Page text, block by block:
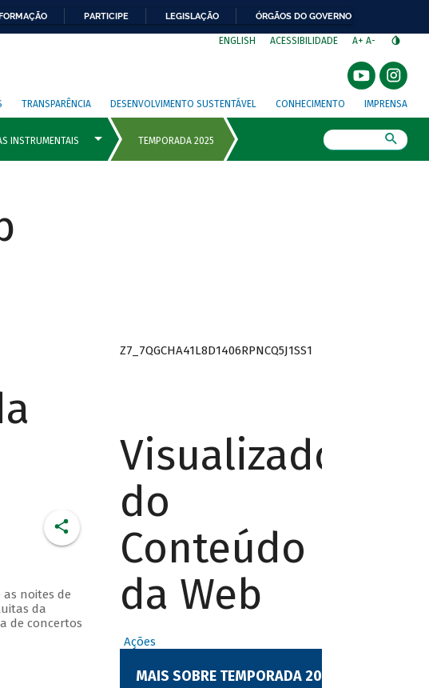
PARTICIPE LEGISLAÇÃO ÓRGÃOS DO GOVERNO
ENGLISH ACESSIBILIDADE A+ A-
TRANSPARÊNCIA DESENVOLVIMENTO SUSTENTÁVEL CONHECIMENTO IMPRENSA
as noites de
da
de concertos
Z7_7QGCHA41L8D1406RPNCQ5J1SS1
Visualizador
do
Conteúdo
da Web
Ações
MAIS SOBRE TEMPORADA 2025